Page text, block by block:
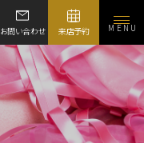
お問い合わせ 来店予約 MENU